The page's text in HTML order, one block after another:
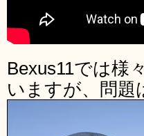
Bexus11では様
いますが、問題